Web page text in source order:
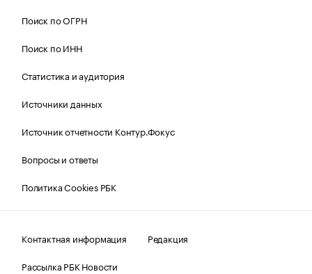
Поиск по ОГРН
Поиск по ИНН
Статистика и аудитория
Источники данных
Источник отчетности Контур.Фокус
Вопросы и ответы
Политика Cookies РБК
Контактная информация
Редакция
Рассылка РБК Новости